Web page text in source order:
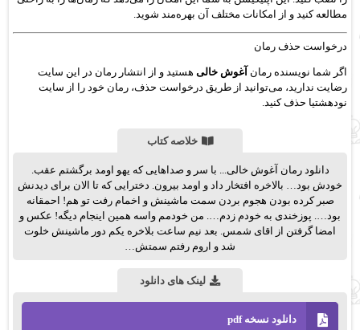
مطالعه کنید و از امکانات مختلف آن بهره‌مند شوید.
درخواست حذف رمان
اگر شما نویسنده رمان آغوش خالیهستید و از انتشار رمان در این سایت
رضایت ندارید، می‌توانید از طریق درخواست حذف، رمان خود را از سایت
نودهشتیا حذف کنید.
خلاصه کتاب
دانلود رمان آغوش خالی... با سر و صداهایی که یهو اومد برگشتم عقب.
خودش بود… بالاخره افتخار داد و اومد بیرون. دخترایی که تا الان برای دیدنش
صبر کرده بودن هجوم بردن سمت ماشینش و اخمام رفت تو هم! احمقانه
بود…. پوزخندی به خودم زدم…. من خودمم واسه همین اینجام دیگه! عکس و
امضا گرفتن از اقای شمس. بعد نیم ساعت بلاخره یکم دور ماشینش خلوت
شد و اروم رفتم سمتش…
لینک های دانلود
دانلود نسخه pdf